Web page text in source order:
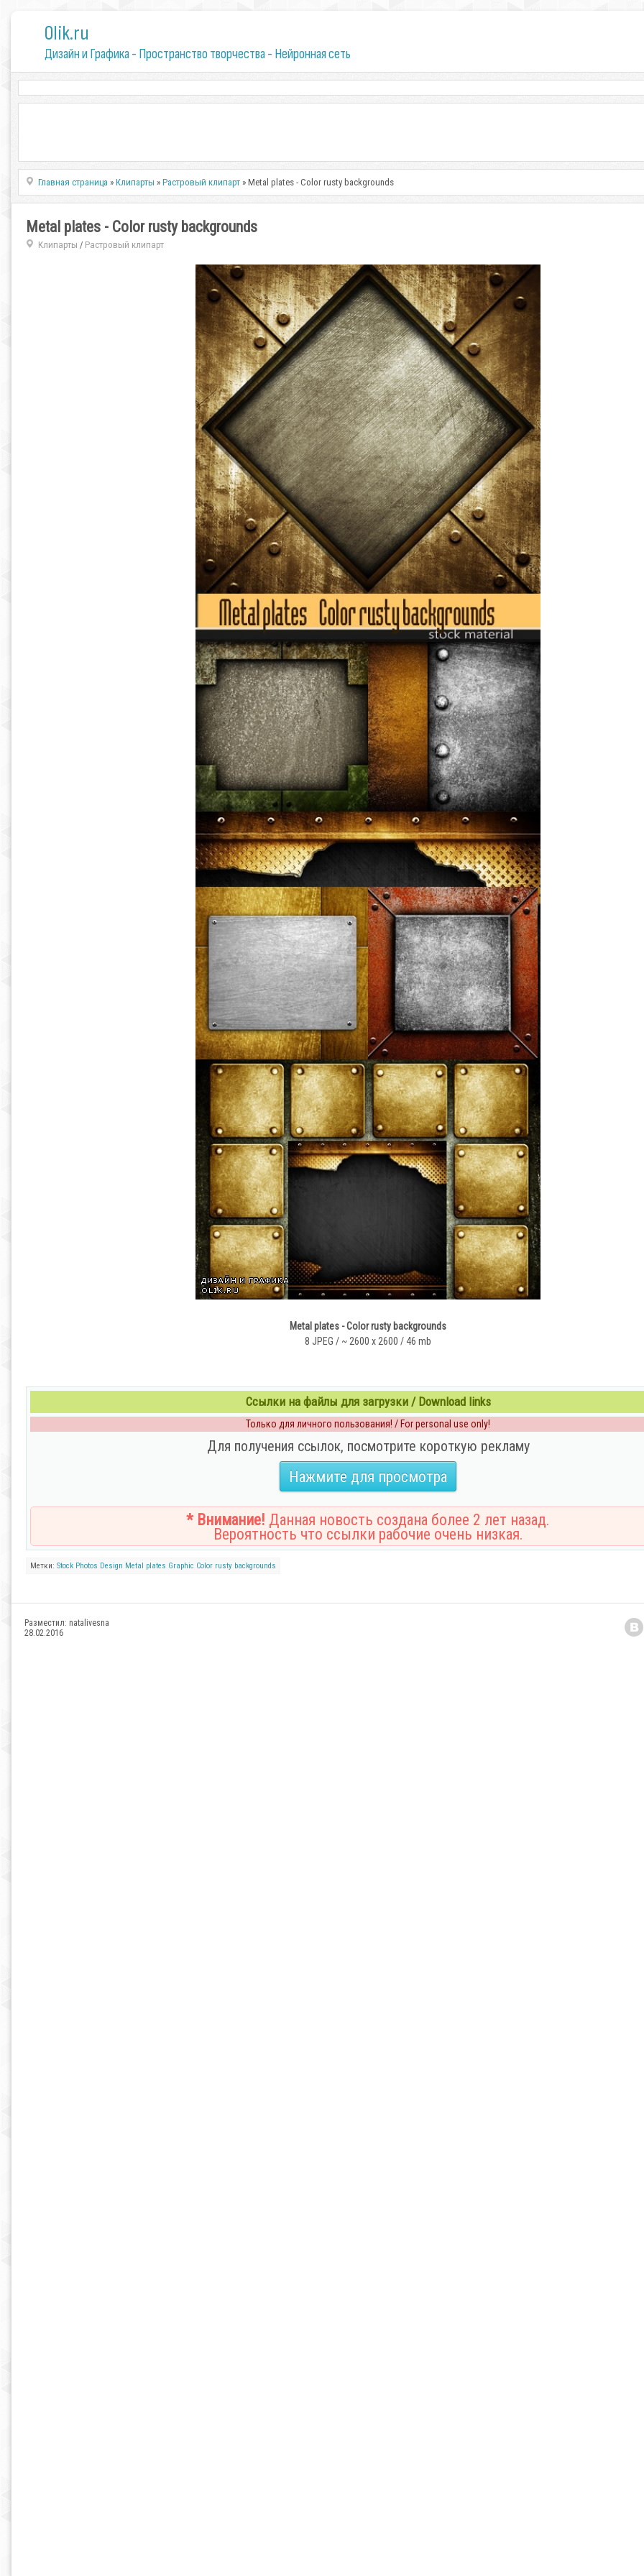
0lik.ru
Дизайн и Графика - Пространство творчества - Нейронная сеть
Главная страница »Клипарты »Растровый клипарт » Metal plates - Color rusty backgrounds
Metal plates - Color rusty backgrounds
Клипарты / Растровый клипарт
Metal plates - Color rusty backgrounds
8 JPEG / ~ 2600 x 2600 / 46 mb
Ссылки на файлы для загрузки / Download links
Только для личного пользования! / For personal use only!
Для получения ссылок, посмотрите короткую рекламу
Нажмите для просмотра
* Внимание! Данная новость создана более 2 лет назад.
Вероятность что ссылки рабочие очень низкая.
Метки: Stock Photos Design Metal plates Graphic Color rusty backgrounds
Разместил: natalivesna
28.02.2016